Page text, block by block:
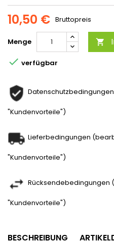
10,50 € Bruttopreis
Menge 
 verfügbar
"Kundenvorteile")
Lieferbedingungen
"Kundenvorteile")
Rücksendebedingungen
"Kundenvorteile")
BESCHREIBUNG